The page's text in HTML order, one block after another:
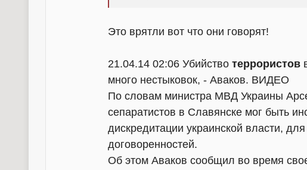
Это врятли вот что они говорят!
21.04.14 02:06 Убийство террористов
много нестыковок, - Аваков. ВИДЕО
По словам министра МВД Украины
сепаратистов в Славянске мог быть
дискредитации украинской власти,
договоренностей.
Об этом Аваков сообщил во время